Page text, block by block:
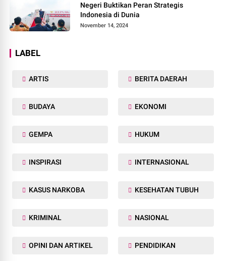
Negeri Buktikan Peran Strategis
Indonesia di Dunia
November 14, 2024
LABEL
ARTIS BERITA DAERAH
BUDAYA EKONOMI
GEMPA HUKUM
INSPIRASI INTERNASIONAL
KASUS NARKOBA KESEHATAN TUBUH
KRIMINAL NASIONAL
OPINI DAN ARTIKEL PENDIDIKAN